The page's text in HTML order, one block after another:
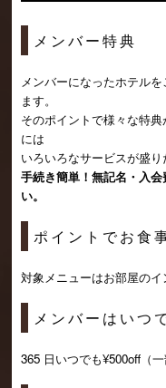
メンバー特典
メンバーになったホテル
ます。
そのポイントで様々な特
には
いろいろなサービスが盛
手続き簡単！無記名・入
い。
ポイントでお食
対象メニューはお部屋のイ
メンバーはいつ
365 日いつでも¥500off（